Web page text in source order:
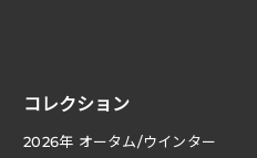
コレクション
2026年 オータム/ウインター